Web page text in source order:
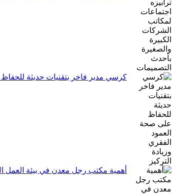
كرسي مدير فاخر بتقنيات حديثة للحفاظ
أهمية مكتب رجل معدن في بيئة العمل